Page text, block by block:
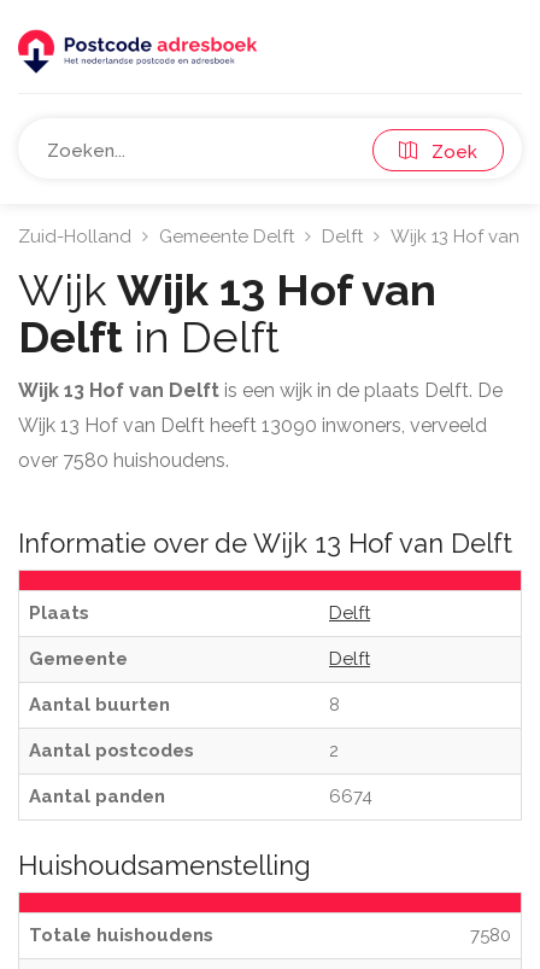
Zoek
Zuid-Holland Gemeente Delft Delft Wijk 13 Hof van
Wijk Wijk 13 Hof van
Delft in Delft
Wijk 13 Hof van Delft is een wijk in de plaats Delft. De
Wijk 13 Hof van Delft heeft 13090 inwoners, verveeld
over 7580 huishoudens.
Informatie over de Wijk 13 Hof van Delft
Plaats Delft
Gemeente Delft
Aantal buurten 8
Aantal postcodes 2
Aantal panden 6674
Huishoudsamenstelling
Totale huishoudens 7580